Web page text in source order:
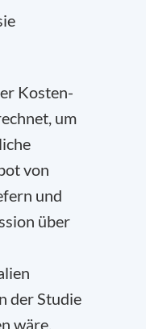
Kosten-
um
von
und
über
der Studie
wäre,